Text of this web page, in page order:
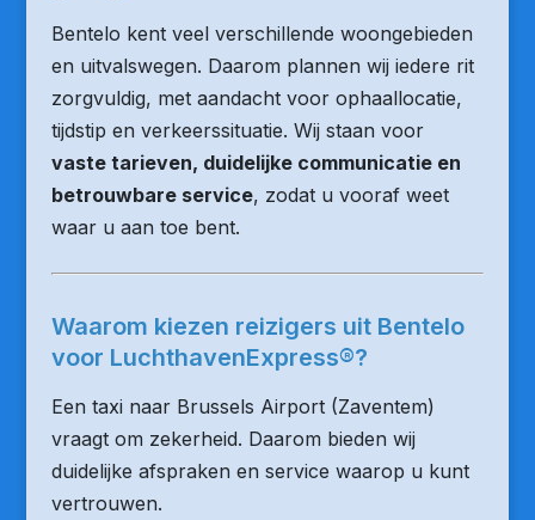
Bentelo kent veel verschillende woongebieden
en uitvalswegen. Daarom plannen wij iedere rit
zorgvuldig, met aandacht voor ophaallocatie,
tijdstip en verkeerssituatie. Wij staan voor
vaste tarieven, duidelijke communicatie en
betrouwbare service, zodat u vooraf weet
waar u aan toe bent.
Waarom kiezen reizigers uit Bentelo
voor LuchthavenExpress®?
Een taxi naar Brussels Airport (Zaventem)
vraagt om zekerheid. Daarom bieden wij
duidelijke afspraken en service waarop u kunt
vertrouwen.